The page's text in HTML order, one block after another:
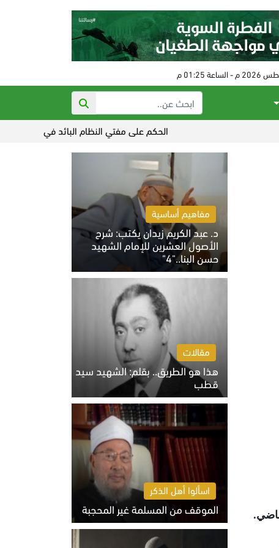
الحكم على مفتي النظام البائد في سورية 24 أغسطس
.
مفاهيم أساسية
د. عبد الكريم زيدان يكتب: شرح
الأصول العشرين للإمام الشهيد
حسن البنا.."4"
الخميس 6 أغسطس 2026 10:27 ص
مقالات
هذا هو الطريق.. بقلم: الشهيد سيد
قطب
الخميس 6 أغسطس 2026 10:52 ص
اسألوا أهل الذكر
الموقف من المسلمة غير المحجبة
الخميس 6 أغسطس 2026 10:45 ص